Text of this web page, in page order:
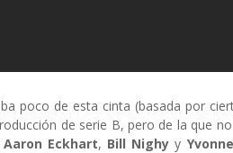
poco de esta cinta (basada por
de serie B, pero de la que
Aaron Eckhart, Bill Nighy y